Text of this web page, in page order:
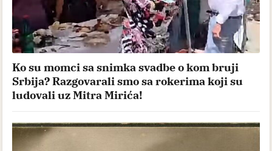
Ko su momci sa snimka svadbe o kom bruji
Srbija? Razgovarali smo sa rokerima koji su
ludovali uz Mitra Mirića!